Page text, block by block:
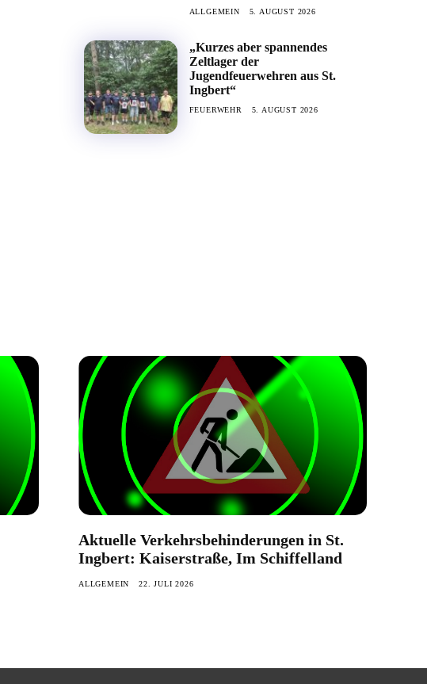
ALLGEMEIN 5. AUGUST 2026
„Kurzes aber spannendes
Zeltlager der
Jugendfeuerwehren aus St.
Ingbert“
FEUERWEHR 5. AUGUST 2026
Aktuelle Verkehrsbehinderungen in St.
Ingbert: Kaiserstraße, Im Schiffelland
ALLGEMEIN 22. JULI 2026